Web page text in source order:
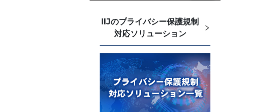
IIJのプライバシー保護規制
対応ソリューション